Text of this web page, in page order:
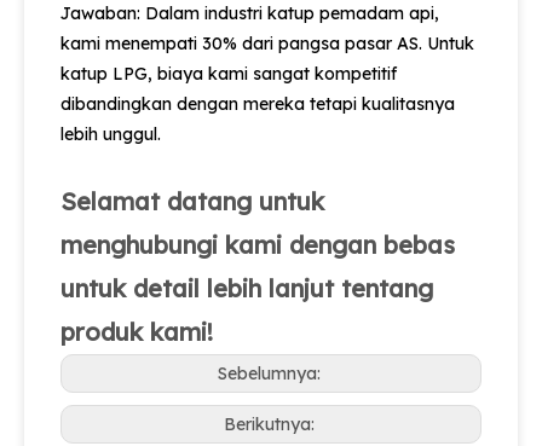
Jawaban: Dalam industri katup pemadam api,
kami menempati 30% dari pangsa pasar AS. Untuk
katup LPG, biaya kami sangat kompetitif
dibandingkan dengan mereka tetapi kualitasnya
lebih unggul.
Selamat datang untuk
menghubungi kami dengan bebas
untuk detail lebih lanjut tentang
produk kami!
Sebelumnya:
Berikutnya: